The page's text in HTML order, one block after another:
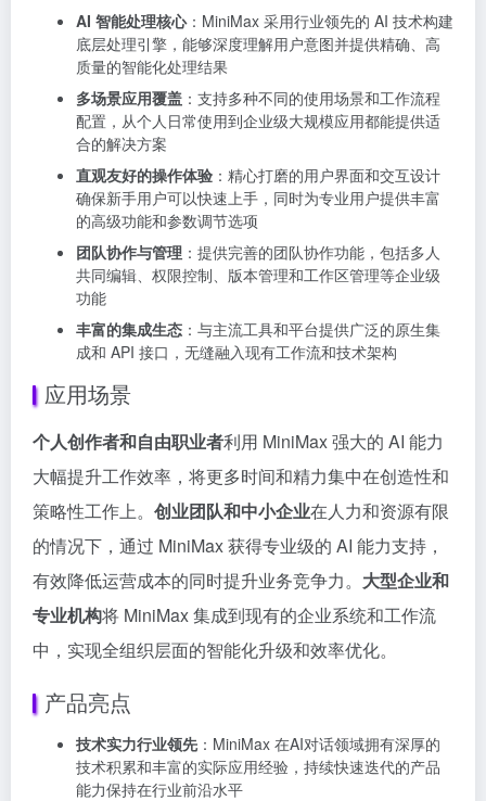
AI 智能处理核心：MiniMax 采用行业领先的 AI 技术构建
底层处理引擎，能够深度理解用户意图并提供精确、高
质量的智能化处理结果
多场景应用覆盖 ：支持多种不同的使用场景和工作流程
配置，从个人日常使用到企业级大规模应用都能提供适
合的解决方案
直观友好的操作体验 ：精心打磨的用户界面和交互设计
确保新手用户可以快速上手，同时为专业用户提供丰富
的高级功能和参数调节选项
团队协作与管理 ：提供完善的团队协作功能，包括多人
共同编辑、权限控制、版本管理和工作区管理等企业级
功能
丰富的集成生态 ：与主流工具和平台提供广泛的原生集
成和 API 接口，无缝融入现有工作流和技术架构
应用场景
个人创作者和自由职业者利用 MiniMax 强大的 AI 能力
大幅提升工作效率，将更多时间和精力集中在创造性和
策略性工作上。 创业团队和中小企业在人力和资源有限
的情况下，通过 MiniMax 获得专业级的 AI 能力支持，
有效降低运营成本的同时提升业务竞争力。 大型企业和
专业机构将 MiniMax 集成到现有的企业系统和工作流
中，实现全组织层面的智能化升级和效率优化。
产品亮点
技术实力行业领先 ：MiniMax 在AI对话领域拥有深厚的
技术积累和丰富的实际应用经验，持续快速迭代的产品
能力保持在行业前沿水平